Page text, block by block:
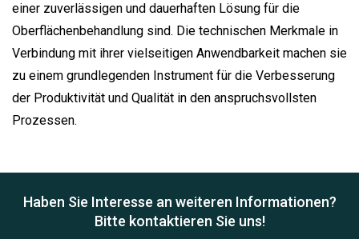
einer zuverlässigen und dauerhaften Lösung für die
Oberflächenbehandlung sind. Die technischen Merkmale in
Verbindung mit ihrer vielseitigen Anwendbarkeit machen sie
zu einem grundlegenden Instrument für die Verbesserung
der Produktivität und Qualität in den anspruchsvollsten
Prozessen.
Haben Sie Interesse an weiteren Informationen?
Bitte kontaktieren Sie uns!